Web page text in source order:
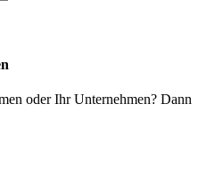
oder Ihr Unternehmen? Dann